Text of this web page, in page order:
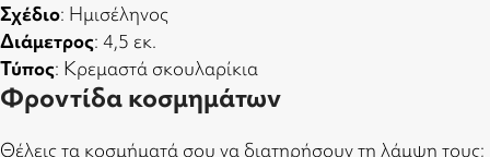
Σχέδιο: Ημισέληνος
Διάμετρος: 4,5 εκ.
Τύπος: Κρεμαστά σκουλαρίκια
Φροντίδα κοσμημάτων
Θέλεις τα κοσμήματά σου να διατηρήσουν τη λάμψη τους;